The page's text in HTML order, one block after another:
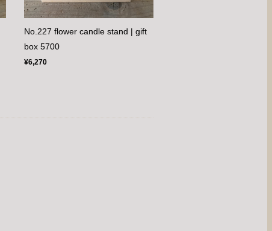
No.227 flower candle stand | gift
box 5700
¥6,270